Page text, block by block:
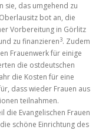
sie, das umgehend zu
bot an, die
Vorbereitung in Görlitz
zu finanzieren3. Zudem
Frauenwerk für einige
die ostdeutschen
die Kosten für eine
dass wieder Frauen aus
teilnahmen.
die Evangelischen Frauen
schöne Einrichtung des